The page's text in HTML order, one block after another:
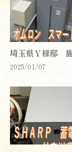
埼玉県Ｙ様邸
2025/01/07